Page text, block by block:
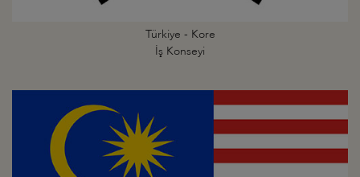
Türkiye - Kore
İş Konseyi